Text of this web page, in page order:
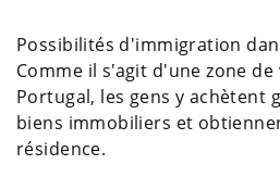
Possibilités d'immigration
Comme il s'agit d'une zone
Portugal, les gens y achètent
biens immobiliers et
résidence.